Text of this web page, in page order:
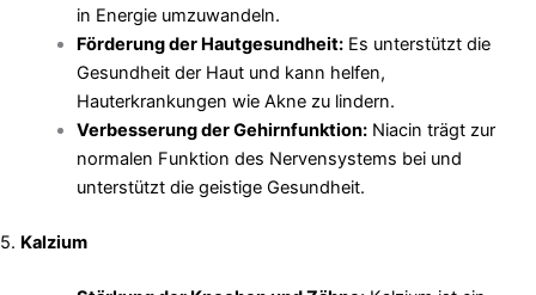
in Energie umzuwandeln.
Förderung der Hautgesundheit:Es unterstützt die
Gesundheit der Haut und kann helfen,
Hauterkrankungen wie Akne zu lindern.
Verbesserung der Gehirnfunktion:Niacin trägt zur
normalen Funktion des Nervensystems bei und
unterstützt die geistige Gesundheit.
5. Kalzium